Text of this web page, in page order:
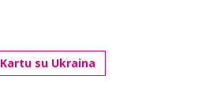
Kartu su Ukraina